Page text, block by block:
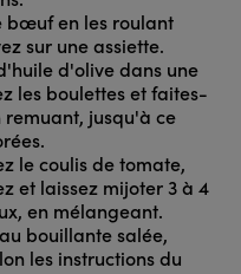
bœuf en les roulant
sur une assiette.
d'olive dans une
les boulettes et faites-
remuant, jusqu'à ce
le coulis de tomate,
et laissez mijoter 3 à 4
en mélangeant.
bouillante salée,
les instructions du